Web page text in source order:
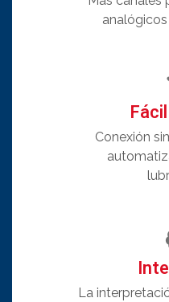
Conexión
La